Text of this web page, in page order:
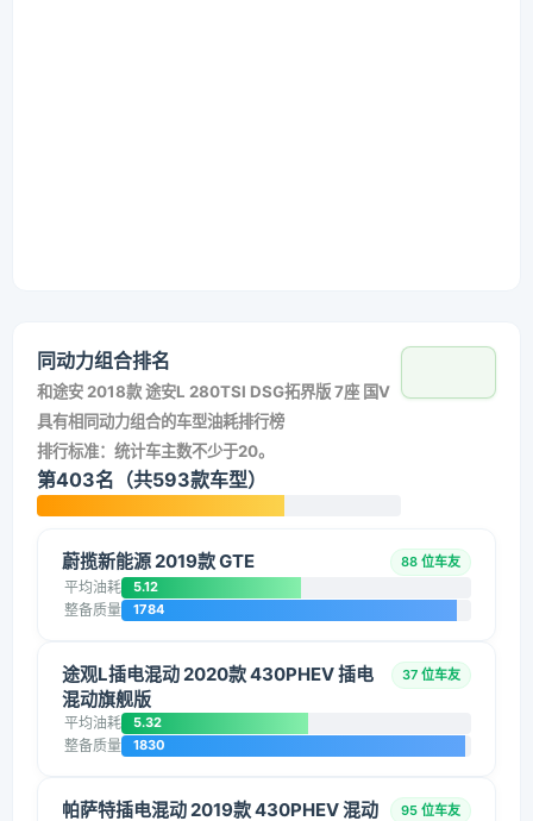
同动力组合排名
和途安 2018款 途安L 280TSI DSG拓界版 7座 国V
具有相同动力组合的车型油耗排行榜
排行标准：统计车主数不少于20。
第403名（共593款车型）
蔚揽新能源 2019款 GTE 88 位车友
平均油耗 5.12
整备质量 1784
途观L插电混动 2020款 430PHEV 插电
混动旗舰版
37 位车友
平均油耗 5.32
整备质量 1830
帕萨特插电混动 2019款 430PHEV 混动
95 位车友